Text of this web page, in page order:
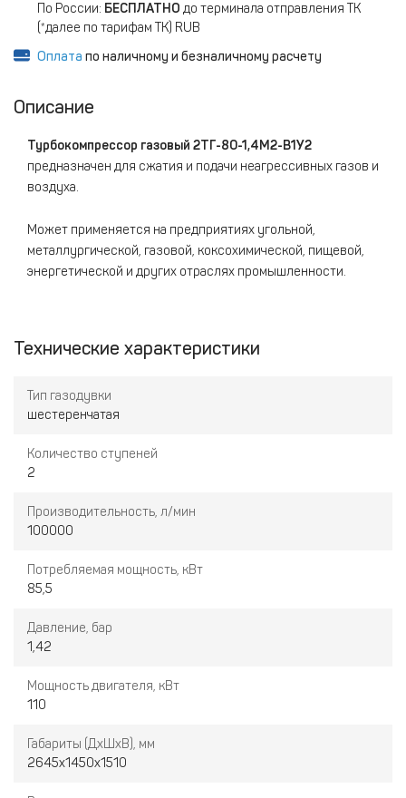
По России: БЕСПЛАТНО до терминала отправления ТК
(*далее по тарифам ТК) RUB
Оплата по наличному и безналичному расчету
Описание
Турбокомпрессор газовый 2ТГ-80-1,4М2-В1У2
предназначен для сжатия и подачи неагрессивных газов и
воздуха.
Может применяется на предприятиях угольной,
металлургической, газовой, коксохимической, пищевой,
энергетической и других отраслях промышленности.
Технические характеристики
Тип газодувки
шестеренчатая
Количество ступеней
2
Производительность, л/мин
100000
Потребляемая мощность, кВт
85,5
Давление, бар
1,42
Мощность двигателя, кВт
110
Габариты (ДхШхВ), мм
2645х1450х1510